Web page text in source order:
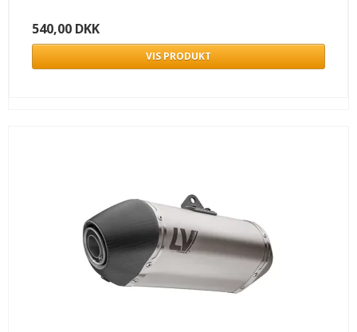
540,00 DKK
VIS PRODUKT